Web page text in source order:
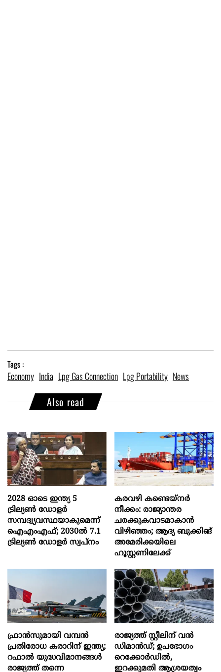
Tags :
Economy India Lpg Gas Connection Lpg Portability News
Also read
2028 ഓടെ ഇന്ത്യ 5
ട്രില്യണ്‍ ഡോളര്‍
സമ്പദ്വ്യവസ്ഥയാകുമെന്ന്
ഐഎംഎഫ്; 2030ല്‍ 7.1
ട്രില്യണ്‍ ഡോളര്‍ സ്വപ്നം
കരവഴി കണ്ടെയ്നർ
നീക്കം: രാജ്യാന്തര
ചരക്കുകവാടമാകാൻ
വിഴിഞ്ഞം; ആദ്യ ബുക്കിങ്
അമേരിക്കയിലെ
ഹൂസ്റ്റണിലേക്ക്
ഫ്രാൻസുമായി വമ്പന്‍
പ്രതിരോധ കരാറിന് ഇന്ത്യ;
റഫാല്‍ യുദ്ധവിമാനങ്ങള്‍
രാജ്യത്ത് തന്നെ
രാജ്യത്ത് സ്റ്റീലിന് വൻ
ഡിമാൻഡ്; ഉപഭോഗം
റെക്കോർഡിൽ,
ഇറക്കുമതി ആശ്രയത്വം